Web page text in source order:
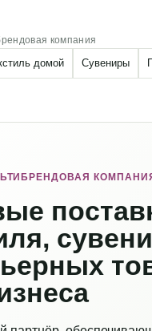
компания
домой Сувениры